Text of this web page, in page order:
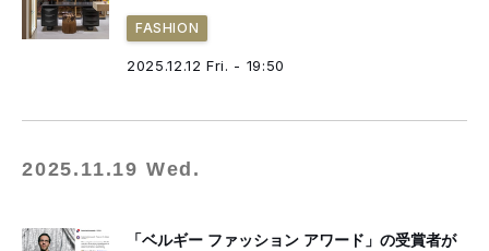
FASHION
2025.12.12 Fri. - 19:50
2025.11.19 Wed.
「ベルギー ファッション アワード」の受賞者が